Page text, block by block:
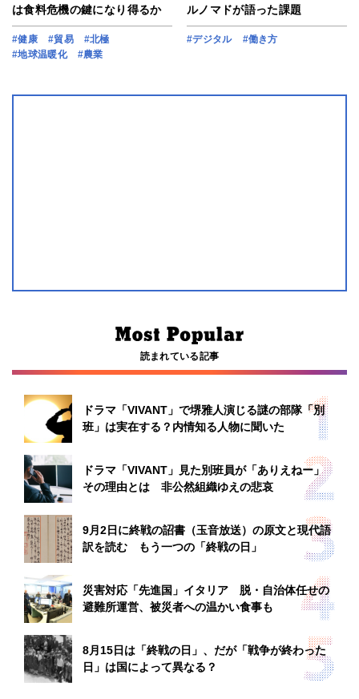
は食料危機の鍵になり得るか
#健康 #貿易
#北極
#地球温暖化
#農業
ルノマドが語った課題
#デジタル #働き方
読まれている記事
ドラマ「VIVANT」で堺雅人演じる謎の部隊「別
班」は実在する？内情知る人物に聞いた
ドラマ「VIVANT」見た別班員が「ありえねー」
その理由とは 非公然組織ゆえの悲哀
9月2日に終戦の詔書（玉音放送）の原文と現代語
訳を読む もう一つの「終戦の日」
災害対応「先進国」イタリア 脱・自治体任せの
避難所運営、被災者への温かい食事も
8月15日は「終戦の日」、だが「戦争が終わった
日」は国によって異なる？